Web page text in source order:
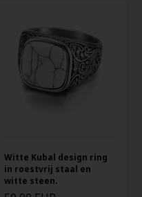
Witte Kubal design ring
in roestvrij staal en
witte steen.